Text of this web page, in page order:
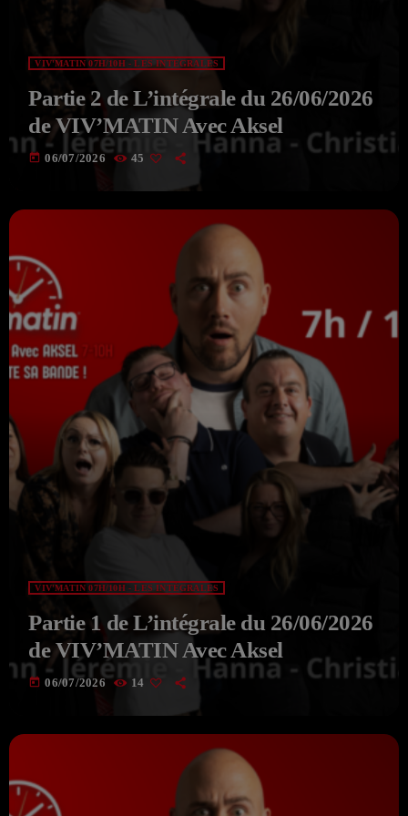
VIV'MATIN 07H/10H - LES INTÉGRALES
Partie 2 de L’intégrale du 26/06/2026
de VIV’MATIN Avec Aksel
today 06/07/2026 45
VIV'MATIN 07H/10H - LES INTÉGRALES
Partie 1 de L’intégrale du 26/06/2026
de VIV’MATIN Avec Aksel
today 06/07/2026 14